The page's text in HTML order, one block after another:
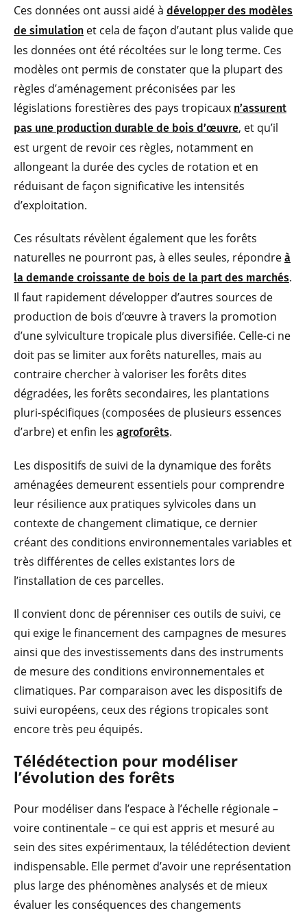
Ces données ont aussi aidé à développer des modèles
de simulation et cela de façon d’autant plus valide que
les données ont été récoltées sur le long terme. Ces
modèles ont permis de constater que la plupart des
règles d’aménagement préconisées par les
législations forestières des pays tropicaux n’assurent
pas une production durable de bois d’œuvre, et qu’il
est urgent de revoir ces règles, notamment en
allongeant la durée des cycles de rotation et en
réduisant de façon significative les intensités
d’exploitation.
Ces résultats révèlent également que les forêts
naturelles ne pourront pas, à elles seules, répondre à
la demande croissante de bois de la part des marchés.
Il faut rapidement développer d’autres sources de
production de bois d’œuvre à travers la promotion
d’une sylviculture tropicale plus diversifiée. Celle-ci ne
doit pas se limiter aux forêts naturelles, mais au
contraire chercher à valoriser les forêts dites
dégradées, les forêts secondaires, les plantations
pluri-spécifiques (composées de plusieurs essences
d’arbre) et enfin les agroforêts.
Les dispositifs de suivi de la dynamique des forêts
aménagées demeurent essentiels pour comprendre
leur résilience aux pratiques sylvicoles dans un
contexte de changement climatique, ce dernier
créant des conditions environnementales variables et
très différentes de celles existantes lors de
l’installation de ces parcelles.
Il convient donc de pérenniser ces outils de suivi, ce
qui exige le financement des campagnes de mesures
ainsi que des investissements dans des instruments
de mesure des conditions environnementales et
climatiques. Par comparaison avec les dispositifs de
suivi européens, ceux des régions tropicales sont
encore très peu équipés.
Télédétection pour modéliser
l’évolution des forêts
Pour modéliser dans l’espace à l’échelle régionale –
voire continentale – ce qui est appris et mesuré au
sein des sites expérimentaux, la télédétection devient
indispensable. Elle permet d’avoir une représentation
plus large des phénomènes analysés et de mieux
évaluer les conséquences des changements